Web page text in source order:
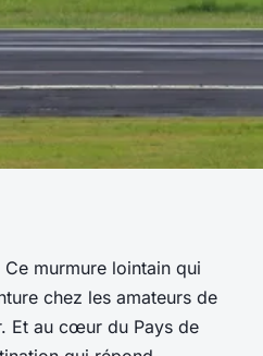
meilleurs
une
les
Ce murmure lointain qui
chez les amateurs de
Et au cœur du Pays de